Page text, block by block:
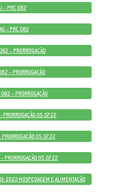
– PRC 082
– PRC 082
– PRORROGAÇÃO
– PRORROGAÇÃO
– PRORROGAÇÃO
05.07.22
05.07.22
PRORROGAÇÃO 05.07.22
2022-HOSPEDAGEM E ALIMENTAÇÃO